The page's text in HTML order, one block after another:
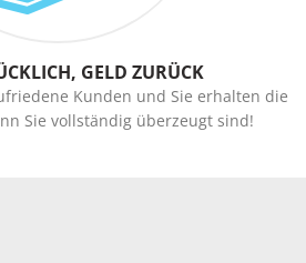
GELD ZURÜCK
Kunden und Sie erhalten die
Sie vollständig überzeugt sind!